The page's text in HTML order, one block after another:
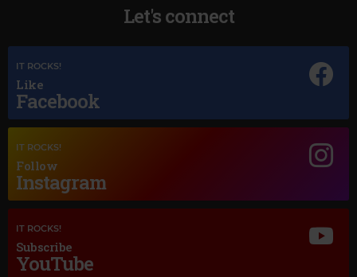
Let's connect
IT ROCKS!
Like
Facebook
IT ROCKS!
Follow
Instagram
IT ROCKS!
Subscribe
YouTube